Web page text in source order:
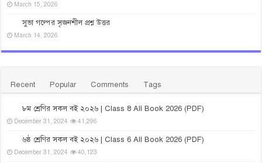
March 15, 2026
সুভা গল্পের সৃজনশীল প্রশ্ন উত্তর
March 14, 2026
Recent Popular Comments Tags
৮ম শ্রেণির সকল বই ২০২৬ | Class 8 All Book 2026 (PDF)
December 31, 2024 41,296
৬ষ্ঠ শ্রেণির সকল বই ২০২৬ | Class 6 All Book 2026 (PDF)
December 31, 2024 40,123